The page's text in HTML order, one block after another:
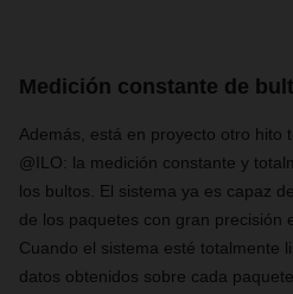
Medición constante de
Además, está en proyecto otro hito
@ILO: la medición constante y
los bultos. El sistema ya es capaz
de los paquetes con gran precisión
Cuando el sistema esté totalmente
datos obtenidos sobre cada